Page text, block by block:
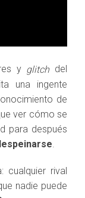
y glitchdel
una ingente
de
ver cómo se
para después
.
cualquier rival
nadie puede